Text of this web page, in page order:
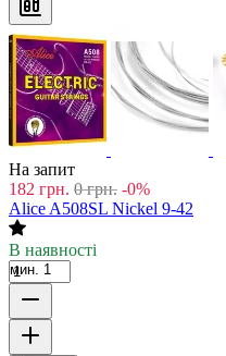
На запит
182 грн. 0 грн. -0%
Alice A508SL Nickel 9-42
В наявності
мин. 1